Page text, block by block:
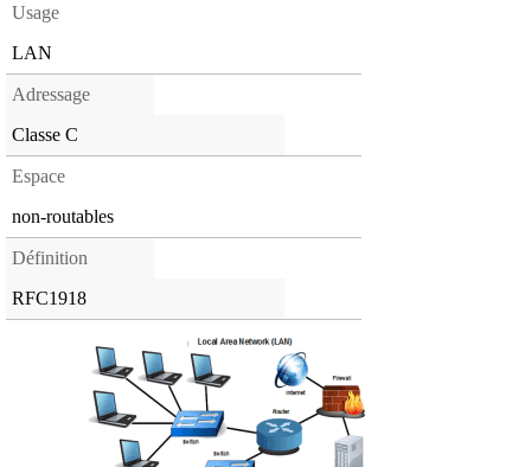
Usage
LAN
Adressage
Classe C
Espace
non-routables
Définition
RFC1918